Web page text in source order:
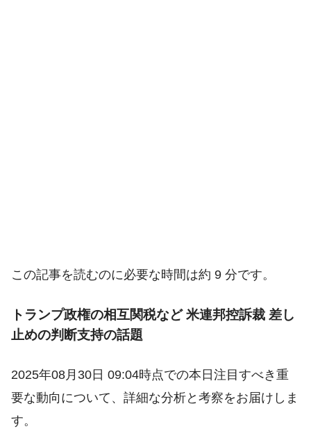
この記事を読むのに必要な時間は約 9 分です。
トランプ政権の相互関税など 米連邦控訴裁 差し
止めの判断支持の話題
2025年08月30日 09:04時点での本日注目すべき重
要な動向について、詳細な分析と考察をお届けしま
す。